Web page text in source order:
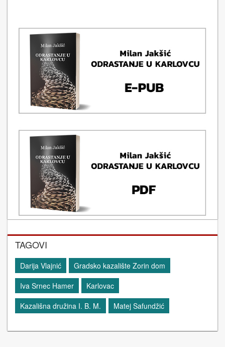
TAGOVI
Darija Vlajnić
Gradsko kazalište Zorin dom
Iva Srnec Hamer
Karlovac
Kazališna družina I. B. M.
Matej Safundžić